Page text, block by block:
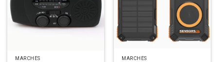
MARCHÉS MARCHÉS